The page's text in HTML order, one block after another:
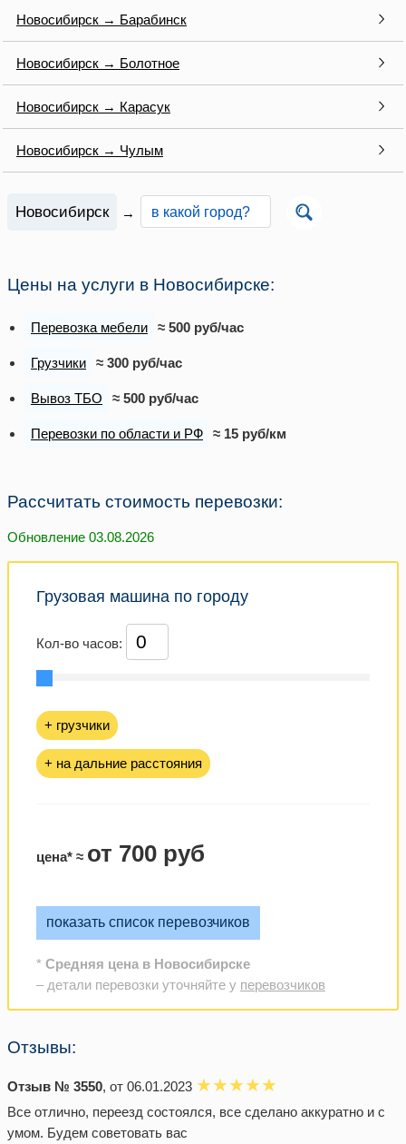
Новосибирск → Барабинск
Новосибирск → Болотное
Новосибирск → Карасук
Новосибирск → Чулым
Новосибирск →
Цены на услуги в Новосибирске:
Перевозка мебели ≈ 500 руб/час
Грузчики ≈ 300 руб/час
Вывоз ТБО ≈ 500 руб/час
Перевозки по области и РФ ≈ 15 руб/км
Рассчитать стоимость перевозки:
Обновление 03.08.2026
Грузовая машина по городу
Кол-во часов:
+ грузчики
+ на дальние расстояния
цена* ≈ от 700 руб
показать список перевозчиков
* Средняя цена в Новосибирске
– детали перевозки уточняйте у перевозчиков
Отзывы:
Отзыв № 3550, от 06.01.2023
Все отлично, переезд состоялся, все сделано аккуратно и с
умом. Будем советовать вас